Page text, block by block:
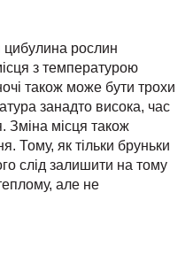
рослин
з температурою
також може бути трохи
занадто висока, час
Зміна місця також
Тому, як тільки бруньки
слід залишити на тому
але не